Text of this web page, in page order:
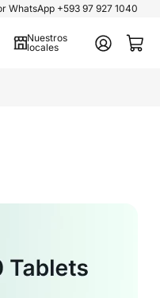
WhatsApp +593 97 927 1040
Nuestros
locales